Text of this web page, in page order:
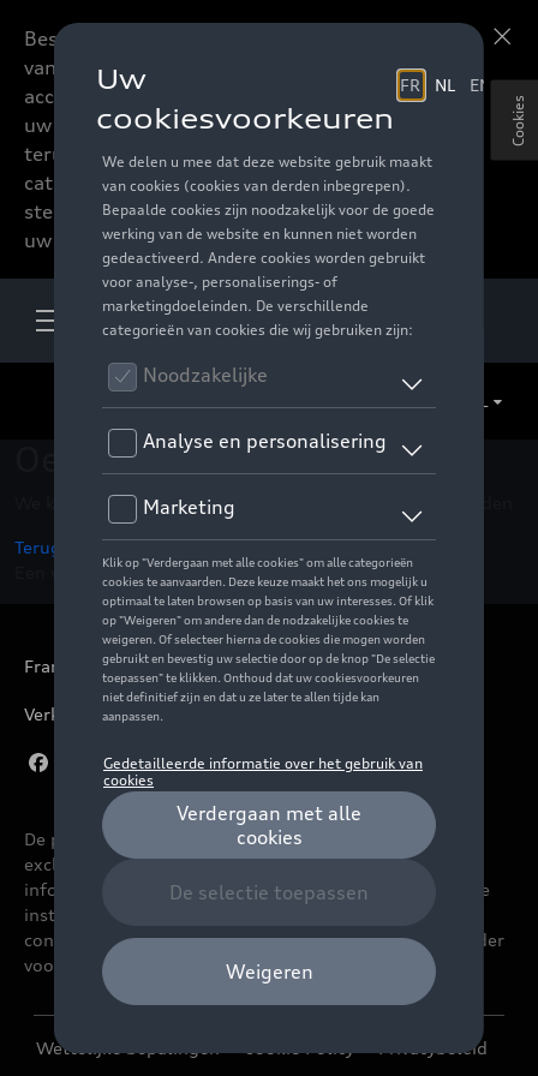
Beste accessoires-lovers,
vanaf nu kan u het hele
accessoire assortiment van
uw favoriete merk
terugvinden in de online
catalogus. Deze kunnen
steeds besteld worden via
uw verdeler.
Oeps !
We kunnen de pagina, de informatie die u zoekt niet vinden
Terug naar de startpagina
Een vraag ?Neem contact op
Français
Verkoopsvoorwaarden
De prijzen op deze site zijn adviesprijzen (incl. btw),
exclusief eventuele installatiekosten. Voor meer
informatie over de actuele verkoopprijs en de eventuele
installatiekosten kunt u contact opnemen met uw
concessiehouder / agent. De adviesprijzen kunnen zonder
voorafgaande kennisgeving worden gewijzigd.
Wettelijke bepalingen Privacybeleid
Cookies